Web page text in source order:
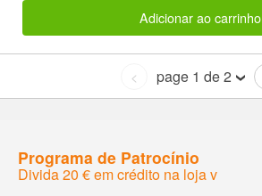
Adicionar ao carrinho
< page 1 de 2
Programa de Patrocínio
Divida 20 € em crédito na loja v